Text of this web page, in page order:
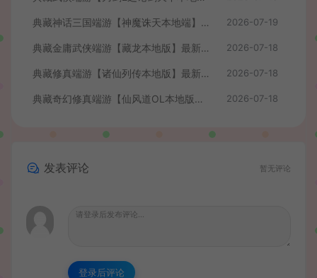
典藏神话三国端游【神魔诛天本地端】最新整理Win系服务端+PC客户端+货币修改教程+详细搭建教程 2026-07-19
典藏金庸武侠端游【藏龙本地版】最新整理Win系服务端+PC客户端+GM工具+详细搭建教程 2026-07-18
典藏修真端游【诸仙列传本地版】最新整理Win系服务端+PC客户端+GM工具+详细搭建教程 2026-07-18
典藏奇幻修真端游【仙风道OL本地版】最新整理Win系服务端+PC客户端+GM工具+详细搭建教程 2026-07-18
发表评论 暂无评论
登录后评论